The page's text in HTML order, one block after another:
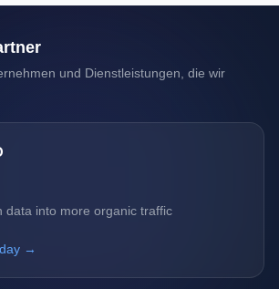
und Dienstleistungen, die wir
data into more organic traffic
→